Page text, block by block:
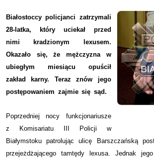
Białostoccy policjanci zatrzymali
28-latka, który uciekał przed
nimi kradzionym lexusem.
Okazało się, że mężczyzna w
ubiegłym miesiącu opuścił
zakład karny. Teraz znów jego
postępowaniem zajmie się sąd.
Poprzedniej nocy funkcjonariusze
z Komisariatu III Policji w
Białymstoku patrolując ulicę Barszczańską
przejeżdżającego tamtędy lexusa. Jednak